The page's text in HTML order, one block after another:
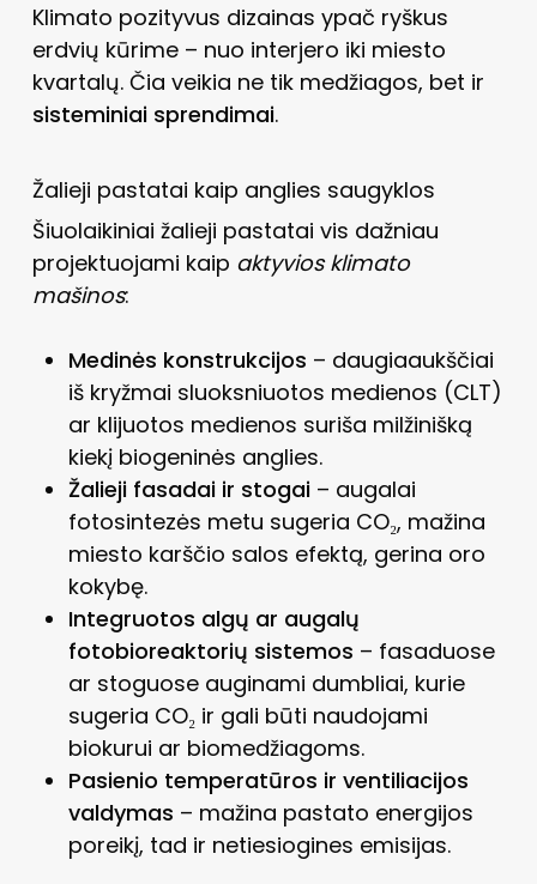
Klimato pozityvus dizainas ypač ryškus
erdvių kūrime – nuo interjero iki miesto
kvartalų. Čia veikia ne tik medžiagos, bet ir
sisteminiai sprendimai.
Žalieji pastatai kaip anglies saugyklos
Šiuolaikiniai žalieji pastatai vis dažniau
projektuojami kaip aktyvios klimato
mašinos:
Medinės konstrukcijos – daugiaaukščiai
iš kryžmai sluoksniuotos medienos (CLT)
ar klijuotos medienos suriša milžinišką
kiekį biogeninės anglies.
Žalieji fasadai ir stogai– augalai
fotosintezės metu sugeria CO₂, mažina
miesto karščio salos efektą, gerina oro
kokybę.
Integruotos algų ar augalų
fotobioreaktorių sistemos – fasaduose
ar stoguose auginami dumbliai, kurie
sugeria CO₂ ir gali būti naudojami
biokurui ar biomedžiagoms.
Pasienio temperatūros ir ventiliacijos
valdymas – mažina pastato energijos
poreikį, tad ir netiesiogines emisijas.